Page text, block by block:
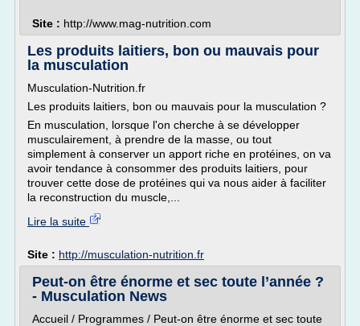
Site : http://www.mag-nutrition.com
Les produits laitiers, bon ou mauvais pour
la musculation
Musculation-Nutrition.fr
Les produits laitiers, bon ou mauvais pour la musculation ?
En musculation, lorsque l'on cherche à se développer
musculairement, à prendre de la masse, ou tout
simplement à conserver un apport riche en protéines, on va
avoir tendance à consommer des produits laitiers, pour
trouver cette dose de protéines qui va nous aider à faciliter
la reconstruction du muscle,...
Lire la suite
Site : http://musculation-nutrition.fr
Peut-on être énorme et sec toute l’année ?
- Musculation News
Accueil / Programmes / Peut-on être énorme et sec toute